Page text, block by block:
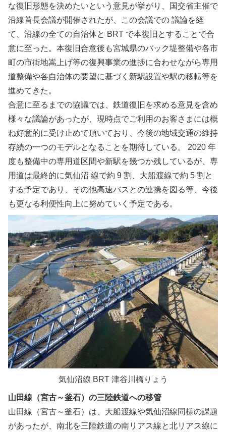
な復旧形態を決めたいという意見が挙がり、国交省主催で
沿線首長会議が開催されたが、この会議での 議論を経
て、沿線の全ての自治体と BRT で本復旧とすることで合
意に至った。本復旧合意後も宮城県のバック堤整備や各市
町の市街地嵩上げ等の復興事業の進捗に合わせながら専用
道整備や各自治体の要望に基づく新駅設置や駅の移転等を
進めてきた。
合意に至るまでの協議では、鉄道復旧を求める意見を含め
様々な議論があったが、現時点でご利用のお客さまには概
ね好意的に受け止めて頂いており、今後の地域交通の維持
存続の一つのモデルとなることを期待している。 2020 年
度も整備中の専用道区間や新駅を幾つか残しているが、専
用道は最終的に気仙沼 線で約 9 割、大船渡線で約 5 割と
する予定であり、その他高速バスとの連携を図る等、今後
も更なる利便性向上に努めていく予定である。
気仙沼線 BRT 津谷川橋りょう
山田線（宮古～釜石）の三陸鉄道への移管
山田線（宮古～釜石）は、大船渡線や気仙沼線同様の課題
があったが、南北を三陸鉄道の南リアス線と北リアス線に